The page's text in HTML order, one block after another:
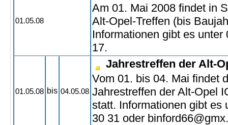
01.05.08
Am 01. Mai 2008 findet in
Alt-Opel-Treffen (bis
Informationen gibt es unter
17.
01.05.08 bis 04.05.08
Jahrestreffen der Alt-
Vom 01. bis 04. Mai findet
Jahrestreffen der Alt-Opel
statt. Informationen gibt es
30 31 oder